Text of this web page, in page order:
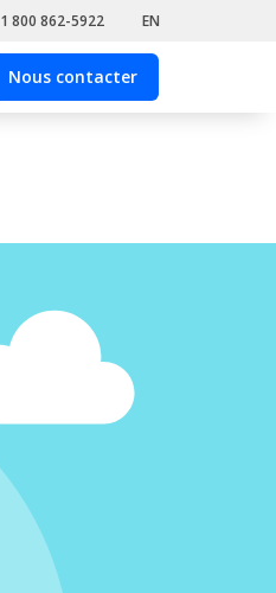
1 800 862-5922 EN
Nous contacter
Nous
contacter